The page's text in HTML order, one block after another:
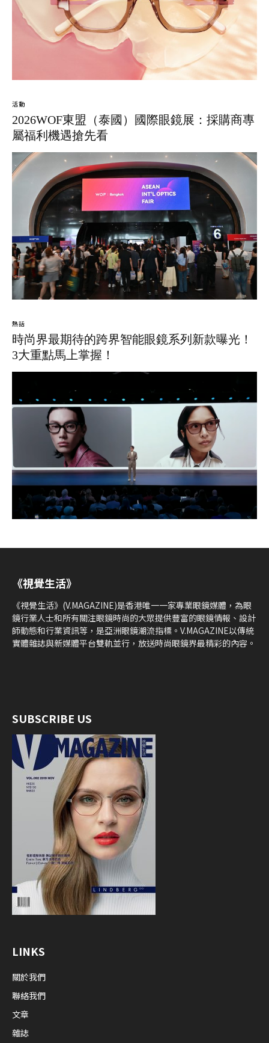
活動
2026WOF東盟（泰國）國際眼鏡展：採購商專
屬福利機遇搶先看
熱話
時尚界最期待的跨界智能眼鏡系列新款曝光！
3大重點馬上掌握！
《視覺生活》
《視覺生活》(V.MAGAZINE)是香港唯一一家專業眼鏡媒體，為眼
鏡行業人士和所有關注眼鏡時尚的大眾提供豐富的眼鏡情報、設計
師動態和行業資訊等，是亞洲眼鏡潮流指標。V.MAGAZINE以傳統
實體雜誌與新媒體平台雙軌並行，放送時尚眼鏡界最精彩的內容。
SUBSCRIBE US
LINKS
關於我們
聯絡我們
文章
雜誌